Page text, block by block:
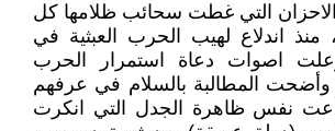
التي غطت سحائب ظلامها كل
اندلاع لهيب الحرب العبثية في
اصوات دعاة استمرار الحرب
وأضحت المطالبة بالسلام في عرفهم
نفس ظاهرة الجدل التي انكرت